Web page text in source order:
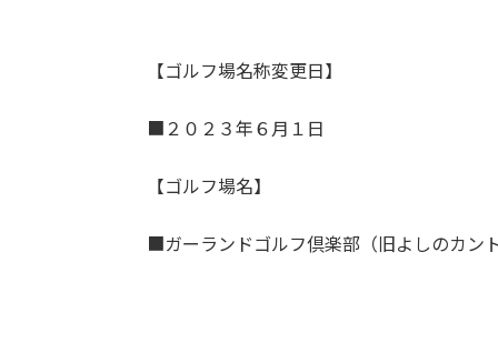
【ゴルフ場名称変更日】
■２０２３年６月１日
【ゴルフ場名】
■ガーランドゴルフ倶楽部（旧よしのカン